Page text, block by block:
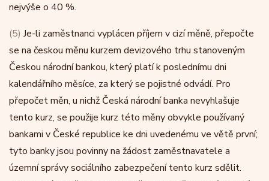
nejvýše o 40 %.
(5) Je-li zaměstnanci vyplácen příjem v cizí měně, přepočte
se na českou měnu kurzem devizového trhu stanoveným
Českou národní bankou, který platí k poslednímu dni
kalendářního měsíce, za který se pojistné odvádí. Pro
přepočet měn, u nichž Česká národní banka nevyhlašuje
tento kurz, se použije kurz této měny obvykle používaný
bankami v České republice ke dni uvedenému ve větě první;
tyto banky jsou povinny na žádost zaměstnavatele a
územní správy sociálního zabezpečení tento kurz sdělit.